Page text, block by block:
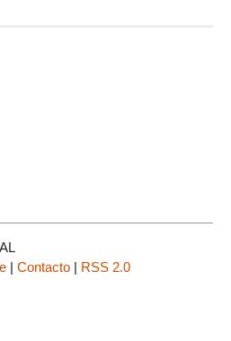
| Contacto | RSS 2.0